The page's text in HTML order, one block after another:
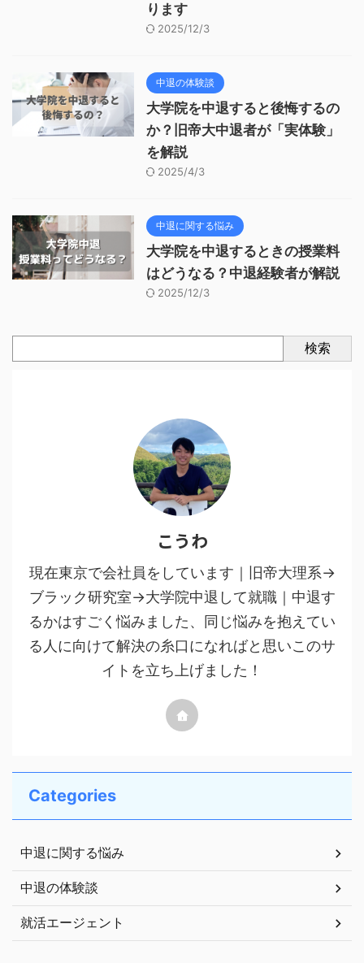
ります
2025/12/3
中退の体験談
大学院を中退すると後悔するの
か？旧帝大中退者が「実体験」
を解説
2025/4/3
中退に関する悩み
大学院を中退するときの授業料
はどうなる？中退経験者が解説
2025/12/3
検索
こうわ
現在東京で会社員をしています｜旧帝大理系→
ブラック研究室→大学院中退して就職｜中退す
るかはすごく悩みました、同じ悩みを抱えてい
る人に向けて解決の糸口になればと思いこのサ
イトを立ち上げました！
Categories
中退に関する悩み
中退の体験談
就活エージェント